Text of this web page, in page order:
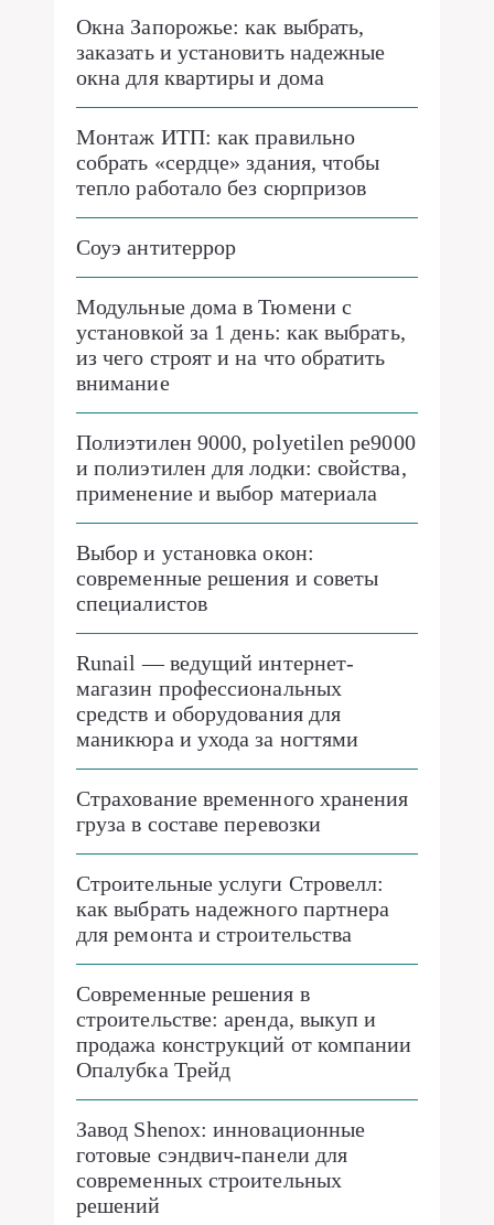
Окна Запорожье: как выбрать,
заказать и установить надежные
окна для квартиры и дома
Монтаж ИТП: как правильно
собрать «сердце» здания, чтобы
тепло работало без сюрпризов
Соуэ антитеррор
Модульные дома в Тюмени с
установкой за 1 день: как выбрать,
из чего строят и на что обратить
внимание
Полиэтилен 9000, polyetilen pe9000
и полиэтилен для лодки: свойства,
применение и выбор материала
Выбор и установка окон:
современные решения и советы
специалистов
Runail — ведущий интернет-
магазин профессиональных
средств и оборудования для
маникюра и ухода за ногтями
Страхование временного хранения
груза в составе перевозки
Строительные услуги Стровелл:
как выбрать надежного партнера
для ремонта и строительства
Современные решения в
строительстве: аренда, выкуп и
продажа конструкций от компании
Опалубка Трейд
Завод Shenox: инновационные
готовые сэндвич-панели для
современных строительных
решений